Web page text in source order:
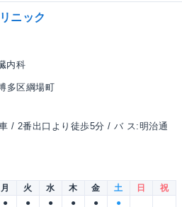
ニック
内科
多区綱場町
/ 2番出口より徒歩5分 / バ ス:明治通
月 火 水 木 金 土 日
祝
● ● ● ● ●
●